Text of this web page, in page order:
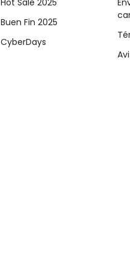
Buen Fin 2025
CyberDays